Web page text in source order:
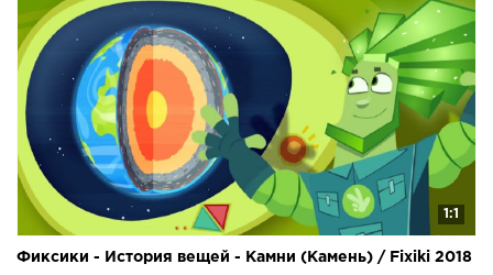
1:1
Фиксики - История вещей - Камни (Камень) / Fixiki 2018